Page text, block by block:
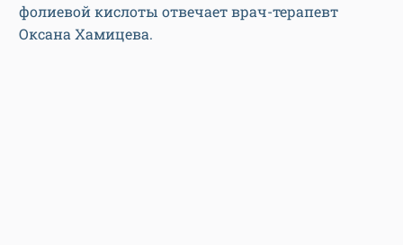
фолиевой кислоты отвечает врач-терапевт
Оксана Хамицева.